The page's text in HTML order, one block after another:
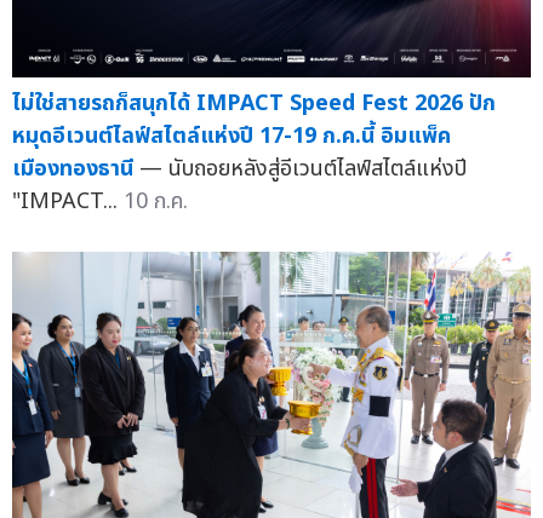
ไม่ใช่สายรถก็สนุกได้ IMPACT Speed Fest 2026 ปัก
หมุดอีเวนต์ไลฟ์สไตล์แห่งปี 17-19 ก.ค.นี้ อิมแพ็ค
เมืองทองธานี — นับถอยหลังสู่อีเวนต์ไลฟ์สไตล์แห่งปี
"IMPACT... 10 ก.ค.